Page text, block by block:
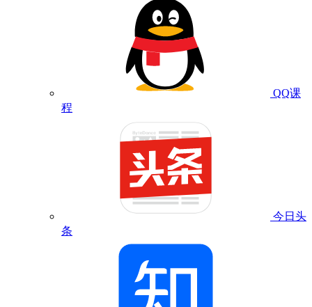
QQ课
程
今日头
条